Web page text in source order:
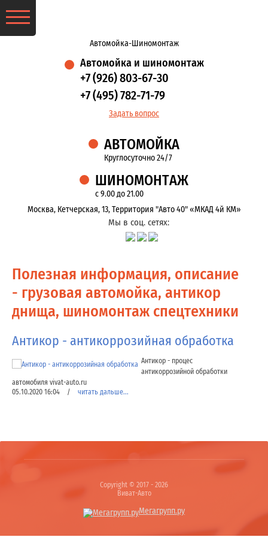
Автомойка-Шиномонтаж
Автомойка и шиномонтаж
+7 (926) 803-67-30
+7 (495) 782-71-79
Задать вопрос
АВТОМОЙКА
Круглосуточно 24/7
ШИНОМОНТАЖ
с 9.00 до 21.00
Москва, Кетчерская, 13, Территория "Авто 40" «МКАД 4й КМ»
Мы в соц. сетях:
Полезная информация, описание
- грузовая автомойка, антикор
днища, шиномонтаж спецтехники
Антикор - антикоррозийная обработка
Антикор - процес
антикоррозийной обработки
автомобиля vivat-auto.ru
05.10.2020 16:04
/ читать дальше...
Copyright © 2017 - 2026
Виват-Авто
Мегагрупп.ру